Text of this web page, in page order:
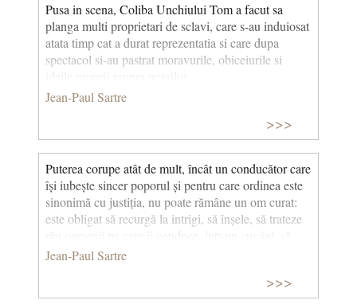
Pusa in scena, Coliba Unchiului Tom a facut sa
planga multi proprietari de sclavi, care s-au induiosat
atata timp cat a durat reprezentatia si care dupa
spectacol si-au pastrat moravurile, obiceiurile si
Jean-Paul Sartre
>>>
Puterea corupe atât de mult, încât un conducător care
își iubește sincer poporul și pentru care ordinea este
sinonimă cu justiția, nu poate rămâne un om curat:
este obligat să recurgă la intrigi, să înșele, să trateze
devină „călău și măcelar”. (Diavolul și Bunul
Jean-Paul Sartre
>>>